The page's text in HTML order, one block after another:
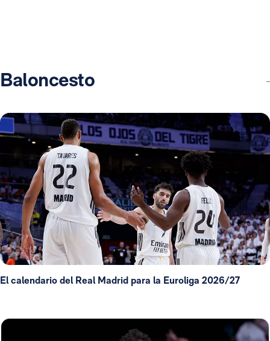
Baloncesto
El calendario del Real Madrid para la Euroliga 2026/27